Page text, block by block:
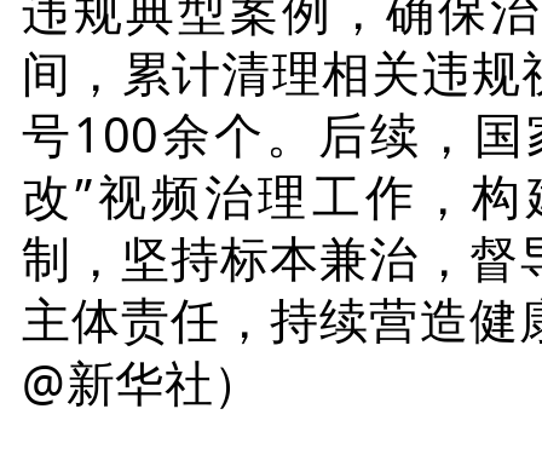
间，累计清理相关违
号100余个。后续，
改”视频治理工作，
制，坚持标本兼治，
主体责任，持续营造
@新华社）